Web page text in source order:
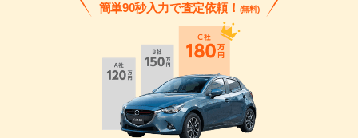
簡単90秒入力で査定依頼！ (無料)